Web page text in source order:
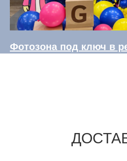
Фотозона под ключ в